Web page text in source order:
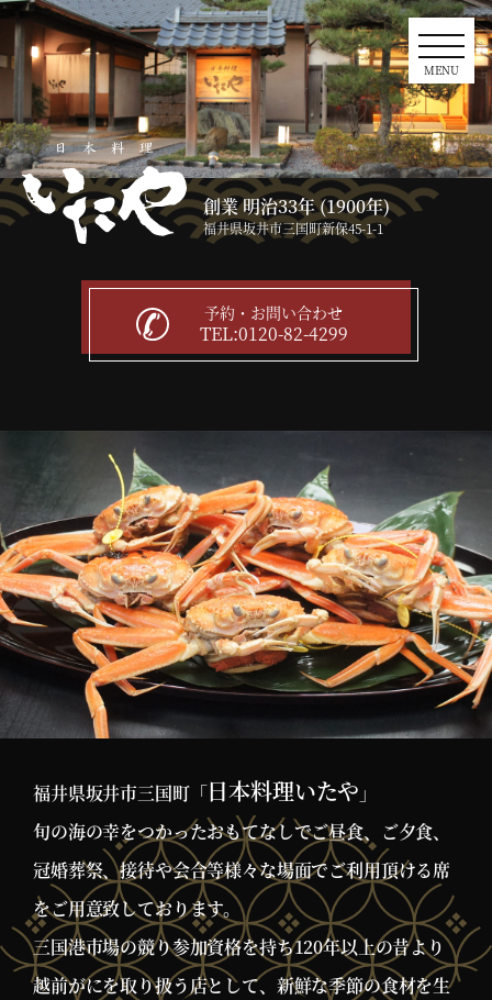
MENU
創業 明治33年 (1900年)
福井県坂井市三国町新保45-1-1
予約・お問い合わせ
TEL:0120-82-4299
福井県坂井市三国町「日本料理いたや 」
旬の海の幸をつかったおもてなしでご昼食、ご夕食、
冠婚葬祭、接待や会合等様々な場面でご利用頂ける席
をご用意致しております。
三国港市場の競り参加資格を持ち120年以上の昔より
越前がにを取り扱う店として、新鮮な季節の食材を生